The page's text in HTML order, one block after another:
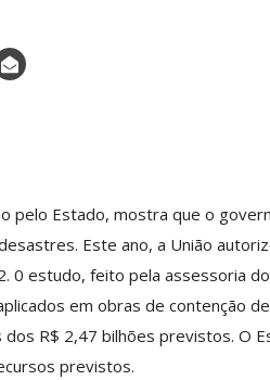
pelo Estado, mostra que o
Este ano, a União
0 estudo, feito pela assessoria
em obras de contenção
dos R$ 2,47 bilhões previstos. O
previstos.
Promove Palestra
Criar Múltiplas Fontes
De Renda Sem…
30 jun, 2026